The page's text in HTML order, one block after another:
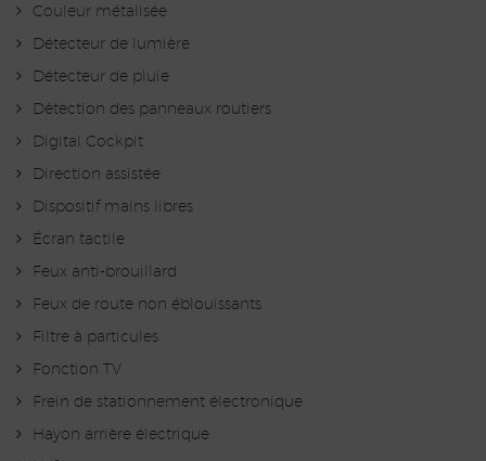
Couleur métalisée
Détecteur de lumière
Détecteur de pluie
Détection des panneaux routiers
Digital Cockpit
Direction assistée
Dispositif mains libres
Écran tactile
Feux anti-brouillard
Feux de route non éblouissants
Filtre à particules
Fonction TV
Frein de stationnement électronique
Hayon arrière électrique